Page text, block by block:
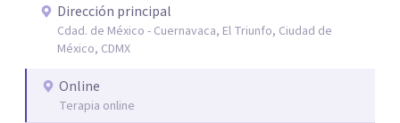
que buscar ayuda psicológica es un acto de valentía y
autocuidado. Mi objetivo es acompañarte para que puedas
comprender mejor lo que estás viviendo, fortalecer tus
recursos personales y construir una vida más plena y
congruente con tus necesidades y valores.
Dirección principal
Cdad. de México - Cuernavaca, El Triunfo, Ciudad de
México, CDMX
Online
Terapia online